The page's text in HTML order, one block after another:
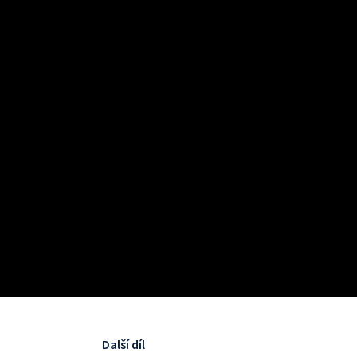
Další díl